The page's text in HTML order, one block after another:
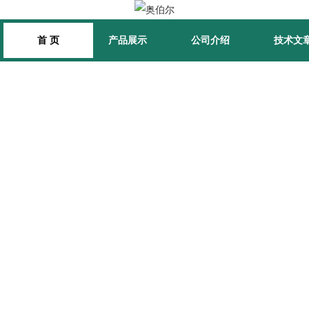
首 页 产品展示 公司介绍 技术文